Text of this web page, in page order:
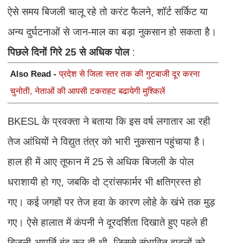
ऐसे समय बिजली चालू रहे तो करंट फैलने, शॉर्ट सर्किट या
अन्य दुर्घटनाओं से जान-माल का बड़ा नुकसान हो सकता है।
पिछले दिनों गिरे 25 से अधिक पोल:
Also Read -प्रदेश से जिला स्तर तक की गुटबाजी दूर करना
चुनोती, नेताओं की आपसी टकराहट बढायेगी मुश्किलें
BKESL के प्रवक्ता ने बताया कि इस वर्ष लगातार आ रही
तेज आंधियों ने विद्युत तंत्र को भारी नुकसान पहुंचाया है।
हाल ही में आए तूफान में 25 से अधिक बिजली के पोल
धराशायी हो गए, जबकि दो ट्रांसफार्मर भी क्षतिग्रस्त हो
गए। कई जगहों पर तेज हवा के कारण लोहे के खंभे तक मुड़
गए। ऐसे हालात में कंपनी ने दूरदर्शिता दिखाते हुए पहले ही